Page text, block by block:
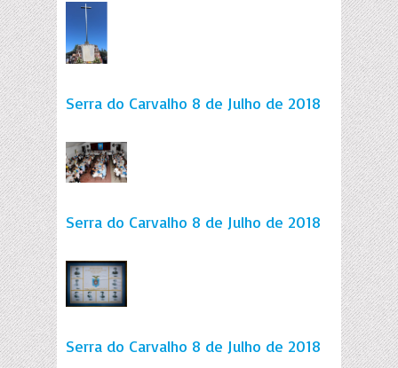
Serra do Carvalho 8 de Julho de 2018
Serra do Carvalho 8 de Julho de 2018
Serra do Carvalho 8 de Julho de 2018